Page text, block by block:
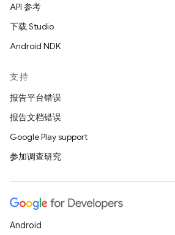
API 参考
下载 Studio
Android NDK
支持
报告平台错误
报告文档错误
Google Play support
参加调查研究
Android